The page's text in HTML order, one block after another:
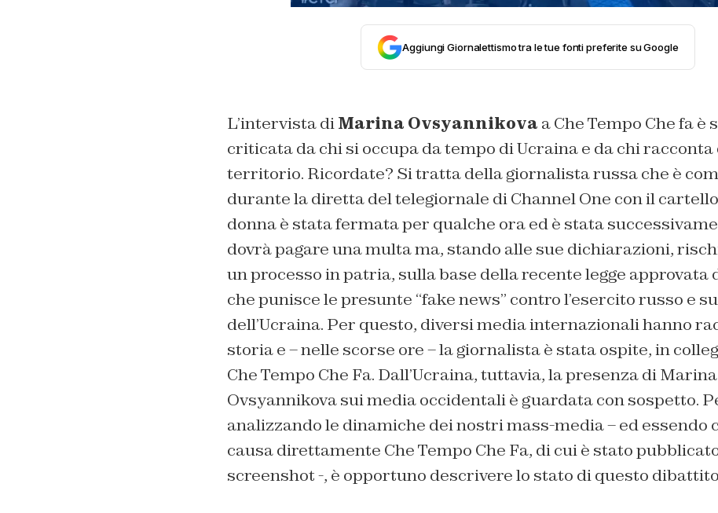
Aggiungi Giornalettismo tra le tue fonti preferite su Google
L’intervista diMarina Ovsyannikova a Che Tempo Che fa è
criticata da chi si occupa da tempo di Ucraina e da chi racconta
territorio. Ricordate? Si tratta della giornalista russa che è
durante la diretta del telegiornale di Channel One con il cartello
donna è stata fermata per qualche ora ed è stata
dovrà pagare una multa ma, stando alle sue dichiarazioni,
un processo in patria, sulla base della recente legge approvata
che punisce le presunte “fake news” contro l’esercito russo e
dell’Ucraina. Per questo, diversi media internazionali hanno
storia e – nelle scorse ore – la giornalista è stata ospite, in
Che Tempo Che Fa. Dall’Ucraina, tuttavia, la presenza di Marina
Ovsyannikova sui media occidentali è guardata con sospetto.
analizzando le dinamiche dei nostri mass-media – ed essendo
causa direttamente Che Tempo Che Fa, di cui è stato
screenshot -, è opportuno descrivere lo stato di questo